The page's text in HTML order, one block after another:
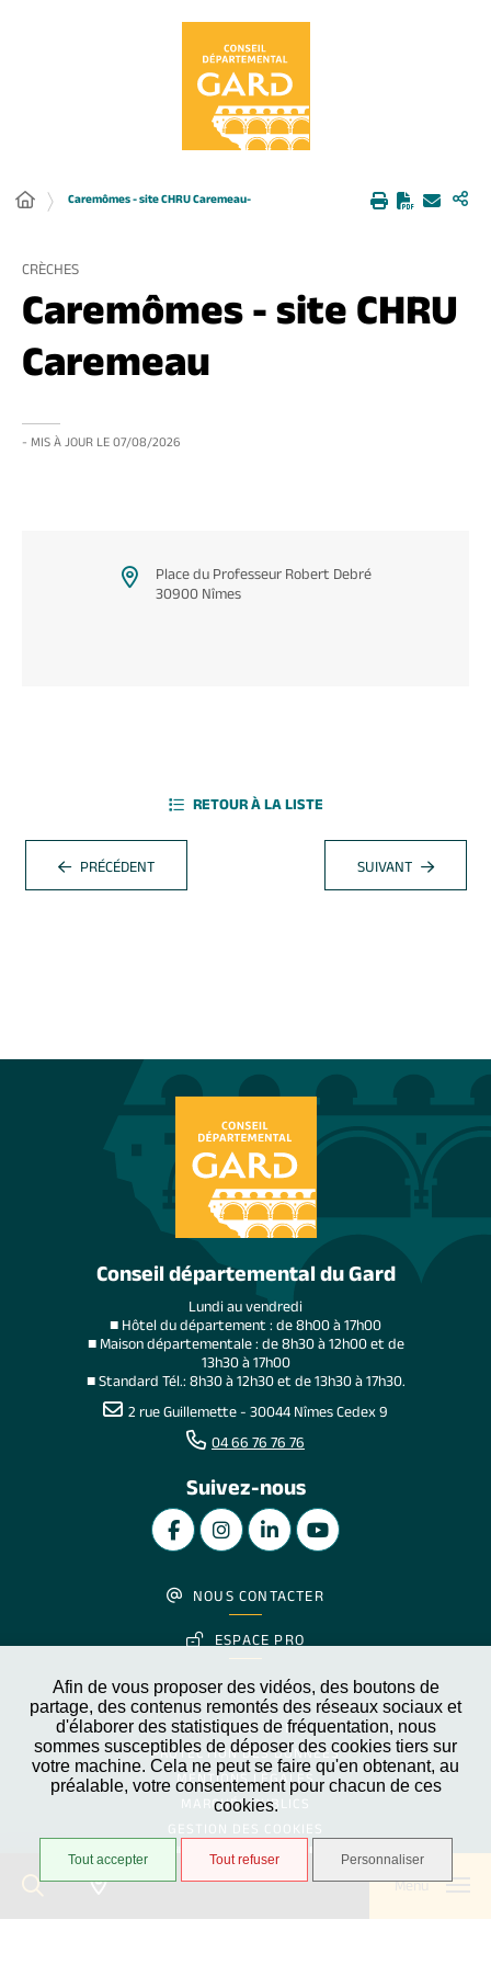
Afin de vous proposer des vidéos, des boutons de
partage, des contenus remontés des réseaux sociaux et
d'élaborer des statistiques de fréquentation, nous
sommes susceptibles de déposer des cookies tiers sur
votre machine. Cela ne peut se faire qu'en obtenant, au
préalable, votre consentement pour chacun de ces
cookies.
Tout accepter Tout refuser Personnaliser
Menu
Caremômes - site CHRU Caremeau-
CRÈCHES
Caremômes - site CHRU
Caremeau
- MIS À JOUR LE07/08/2026
Place du Professeur Robert Debré
30900 Nîmes
PRÉCÉDENT
RETOUR À LA LISTE
SUIVANT
Conseil départemental du Gard
Lundi au vendredi
■ Hôtel du département : de 8h00 à 17h00
■ Maison départementale : de 8h30 à 12h00 et de
13h30 à 17h00
■ Standard Tél.: 8h30 à 12h30 et de 13h30 à 17h30.
2 rue Guillemette - 30044 Nîmes Cedex 9
04 66 76 76 76
Suivez-nous
NOUS CONTACTER
ESPACE PRO
Accessibilité Partiellement conforme
PLAN DU SITE
PROTECTION DES DONNÉES
MENTIONS LÉGALES
MARCHÉS PUBLICS
GESTION DES COOKIES
STRATIS